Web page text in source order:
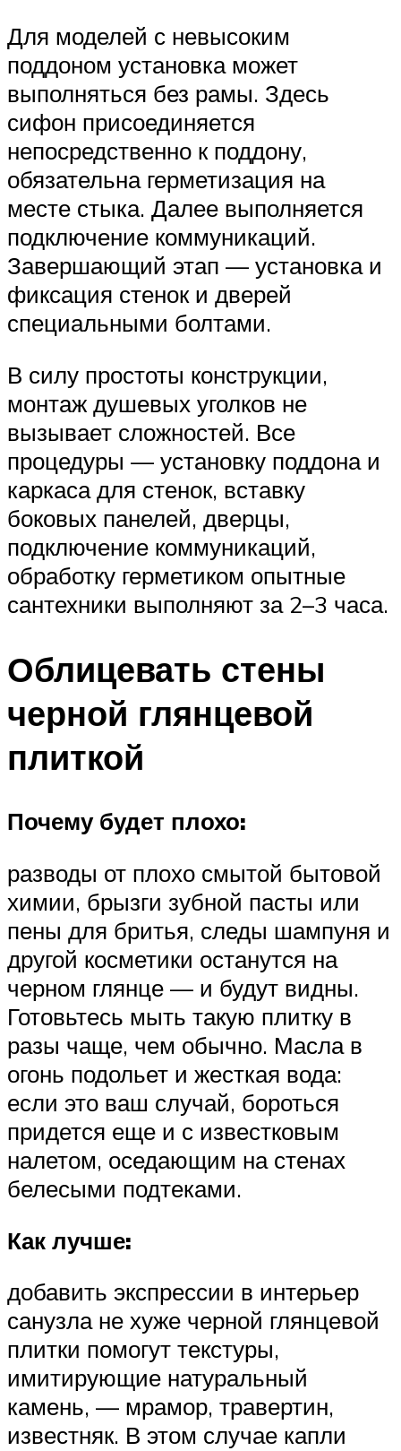
Для моделей с невысоким
поддоном установка может
выполняться без рамы. Здесь
сифон присоединяется
непосредственно к поддону,
обязательна герметизация на
месте стыка. Далее выполняется
подключение коммуникаций.
Завершающий этап — установка и
фиксация стенок и дверей
специальными болтами.
В силу простоты конструкции,
монтаж душевых уголков не
вызывает сложностей. Все
процедуры — установку поддона и
каркаса для стенок, вставку
боковых панелей, дверцы,
подключение коммуникаций,
обработку герметиком опытные
сантехники выполняют за 2–3 часа.
Облицевать стены
черной глянцевой
плиткой
Почему будет плохо:
разводы от плохо смытой бытовой
химии, брызги зубной пасты или
пены для бритья, следы шампуня и
другой косметики останутся на
черном глянце — и будут видны.
Готовьтесь мыть такую плитку в
разы чаще, чем обычно. Масла в
огонь подольет и жесткая вода:
если это ваш случай, бороться
придется еще и с известковым
налетом, оседающим на стенах
белесыми подтеками.
Как лучше:
добавить экспрессии в интерьер
санузла не хуже черной глянцевой
плитки помогут текстуры,
имитирующие натуральный
камень, — мрамор, травертин,
известняк. В этом случае капли